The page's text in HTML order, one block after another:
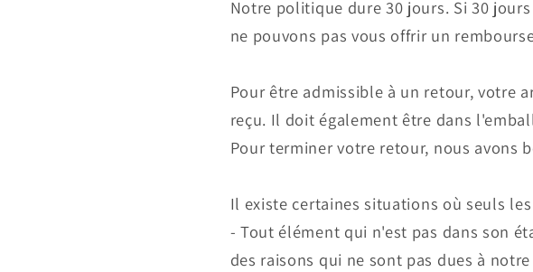
Notre politique dure 30 jours. Si 30
ne pouvons pas vous offrir un
Pour être admissible à un retour, votre
reçu. Il doit également être dans
Pour terminer votre retour, nous avons
Il existe certaines situations où seuls
- Tout élément qui n'est pas dans son
des raisons qui ne sont pas dues à